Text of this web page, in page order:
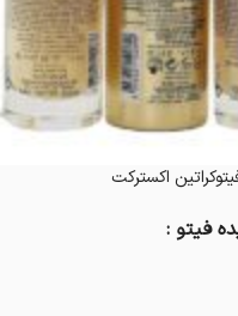
اکسترکت
فیتو :